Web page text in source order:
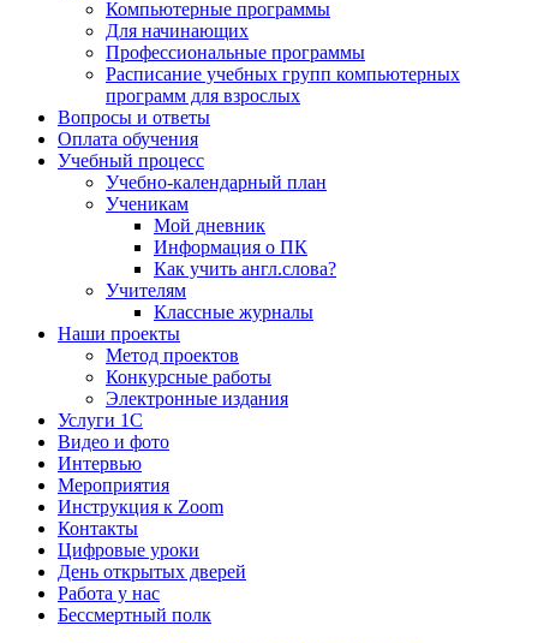
Компьютерные программы
Для начинающих
Профессиональные программы
Расписание учебных групп компьютерных
программ для взрослых
Вопросы и ответы
Оплата обучения
Учебный процесс
Учебно-календарный план
Ученикам
Мой дневник
Информация о ПК
Как учить англ.слова?
Учителям
Классные журналы
Наши проекты
Метод проектов
Конкурсные работы
Электронные издания
Услуги 1C
Видео и фото
Интервью
Мероприятия
Инструкция к Zoom
Контакты
Цифровые уроки
День открытых дверей
Работа у нас
Бессмертный полк